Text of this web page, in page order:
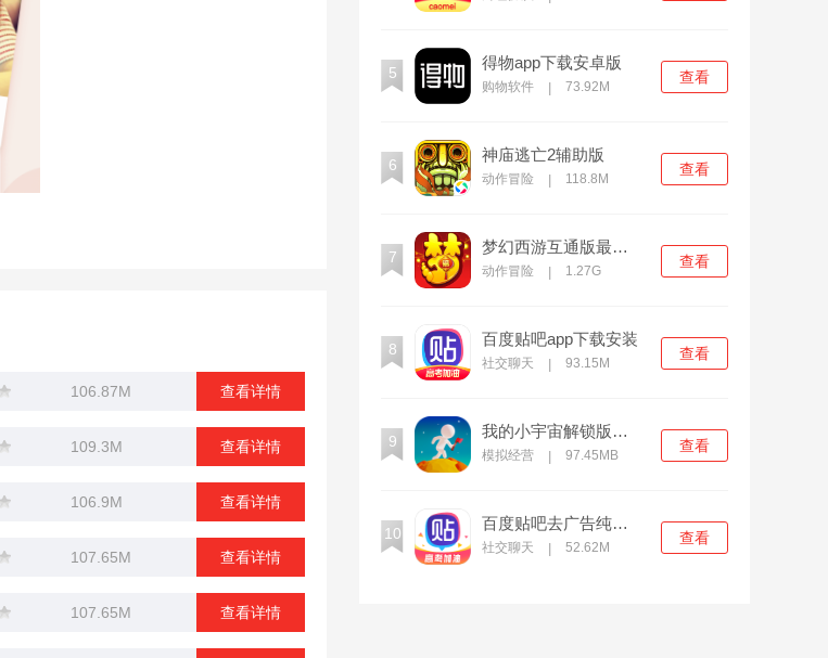
106.87M 查看详情
109.3M 查看详情
106.9M 查看详情
107.65M 查看详情
107.65M 查看详情
5
得物app下载安卓版
购物软件 73.92M
查看
6
神庙逃亡2辅助版
动作冒险 118.8M
查看
7
梦幻西游互通版最新下载
动作冒险 1.27G
查看
8
百度贴吧app下载安装
社交聊天 93.15M
查看
9
我的小宇宙解锁版无限资源
模拟经营 97.45MB
查看
10
百度贴吧去广告纯净版下载
社交聊天 52.62M
查看